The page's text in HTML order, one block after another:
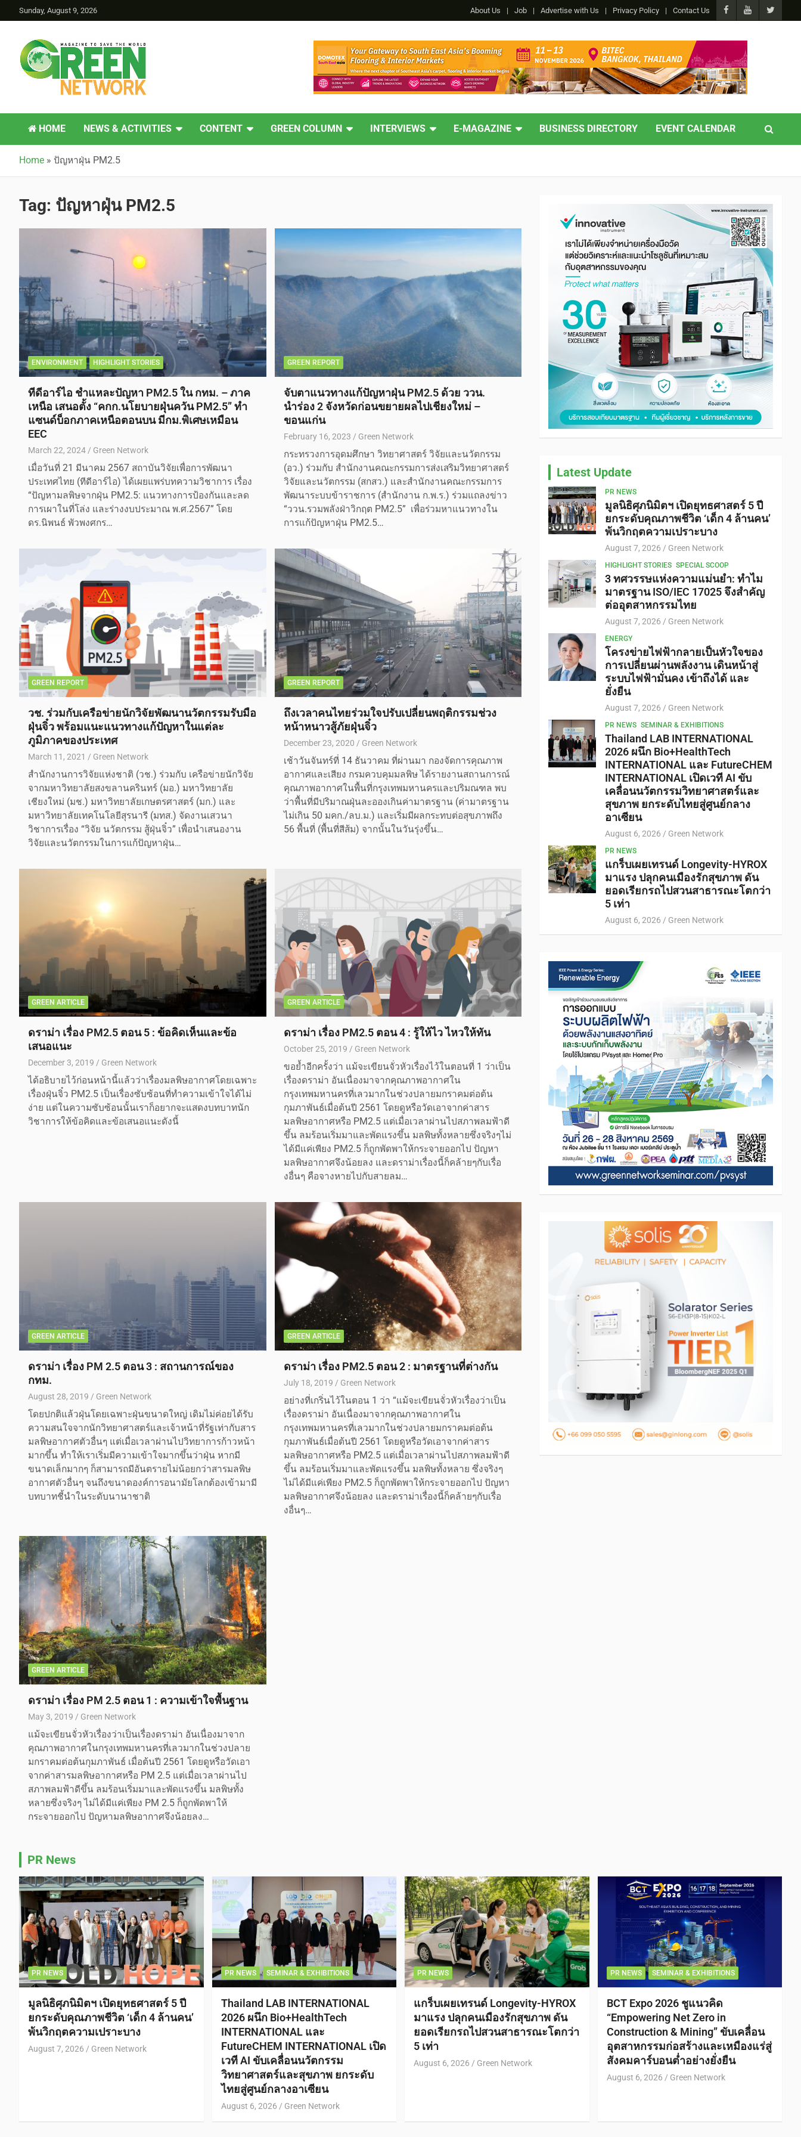
Sunday, August 9, 2026 About Us Job Advertise with Us Privacy Policy Contact Us
Green Network
HOME NEWS & ACTIVITIES CONTENT GREEN COLUMN INTERVIEWS E-MAGAZINE BUSINESS DIRECTORY EVENT CALENDAR
Home » ปัญหาฝุ่น PM2.5
Tag: ปัญหาฝุ่น PM2.5
ENVIRONMENT HIGHLIGHT STORIES
ทีดีอาร์ไอ ชำแหละปัญหา PM2.5 ใน กทม. – ภาค
เหนือ เสนอตั้ง “คกก.นโยบายฝุ่นควัน PM2.5” ทำ
แซนด์บ็อกภาคเหนือตอนบน มีกม.พิเศษเหมือน
EEC
March 22, 2024 Green Network
เมื่อวันที่ 21 มีนาคม 2567 สถาบันวิจัยเพื่อการพัฒนา
ประเทศไทย (ทีดีอาร์ไอ) ได้เผยแพร่บทความวิชาการ เรื่อง
“ปัญหามลพิษจากฝุ่น PM2.5: แนวทางการป้องกันและลด
การเผาในที่โล่ง และร่างงบประมาณ พ.ศ.2567” โดย
ดร.นิพนธ์ พัวพงศกร…
GREEN REPORT
จับตาแนวทางแก้ปัญหาฝุ่น PM2.5 ด้วย ววน.
นำร่อง 2 จังหวัดก่อนขยายผลไปเชียงใหม่ –
ขอนแก่น
February 16, 2023 Green Network
กระทรวงการอุดมศึกษา วิทยาศาสตร์ วิจัยและนวัตกรรม
(อว.) ร่วมกับ สำนักงานคณะกรรมการส่งเสริมวิทยาศาสตร์
วิจัยและนวัตกรรม (สกสว.) และสำนักงานคณะกรรมการ
พัฒนาระบบข้าราชการ (สำนักงาน ก.พ.ร.) ร่วมแถลงข่าว
“ววน.รวมพลังฝ่าวิกฤต PM2.5” เพื่อร่วมหาแนวทางใน
การแก้ปัญหาฝุ่น PM2.5…
GREEN REPORT
วช. ร่วมกับเครือข่ายนักวิจัยพัฒนานวัตกรรมรับมือ
ฝุ่นจิ๋ว พร้อมแนะแนวทางแก้ปัญหาในแต่ละ
ภูมิภาคของประเทศ
March 11, 2021 Green Network
สำนักงานการวิจัยแห่งชาติ (วช.) ร่วมกับ เครือข่ายนักวิจัย
จากมหาวิทยาลัยสงขลานครินทร์ (มอ.) มหาวิทยาลัย
เชียงใหม่ (มช.) มหาวิทยาลัยเกษตรศาสตร์ (มก.) และ
มหาวิทยาลัยเทคโนโลยีสุรนารี (มทส.) จัดงานเสวนา
วิชาการเรื่อง “วิจัย นวัตกรรม สู้ฝุ่นจิ๋ว” เพื่อนำเสนองาน
วิจัยและนวัตกรรมในการแก้ปัญหาฝุ่น…
GREEN REPORT
ถึงเวลาคนไทยร่วมใจปรับเปลี่ยนพฤติกรรมช่วง
หน้าหนาวสู้ภัยฝุ่นจิ๋ว
December 23, 2020 Green Network
เช้าวันจันทร์ที่ 14 ธันวาคม ที่ผ่านมา กองจัดการคุณภาพ
อากาศและเสียง กรมควบคุมมลพิษ ได้รายงานสถานการณ์
คุณภาพอากาศในพื้นที่กรุงเทพมหานครและปริมณฑล พบ
ว่าพื้นที่มีปริมาณฝุ่นละอองเกินค่ามาตรฐาน (ค่ามาตรฐาน
ไม่เกิน 50 มคก./ลบ.ม.) และเริ่มมีผลกระทบต่อสุขภาพถึง
56 พื้นที่ (พื้นที่สีส้ม) จากนั้นในวันรุ่งขึ้น…
GREEN ARTICLE
ดราม่า เรื่อง PM2.5 ตอน 5 : ข้อคิดเห็นและข้อ
เสนอแนะ
December 3, 2019 Green Network
ได้อธิบายไว้ก่อนหน้านี้แล้วว่าเรื่องมลพิษอากาศโดยเฉพาะ
เรื่องฝุ่นจิ๋ว PM2.5 เป็นเรื่องซับซ้อนที่ทำความเข้าใจได้ไม่
ง่าย แต่ในความซับซ้อนนั้นเราก็อยากจะแสดงบทบาทนัก
วิชาการให้ข้อคิดและข้อเสนอแนะดังนี้
GREEN ARTICLE
ดราม่า เรื่อง PM2.5 ตอน 4 : รู้ให้ไว ไหวให้ทัน
October 25, 2019 Green Network
ขอย้ำอีกครั้งว่า แม้จะเขียนจั่วหัวเรื่องไว้ในตอนที่ 1 ว่าเป็น
เรื่องดราม่า อันเนื่องมาจากคุณภาพอากาศใน
กรุงเทพมหานครที่เลวมากในช่วงปลายมกราคมต่อต้น
กุมภาพันธ์เมื่อต้นปี 2561 โดยดูหรือวัดเอาจากค่าสาร
มลพิษอากาศหรือ PM2.5 แต่เมื่อเวลาผ่านไปสภาพลมฟ้าดี
ขึ้น ลมร้อนเริ่มมาและพัดแรงขึ้น มลพิษทั้งหลายซึ่งจริงๆไม่
ได้มีแค่เพียง PM2.5 ก็ถูกพัดพาให้กระจายออกไป ปัญหา
มลพิษอากาศจึงน้อยลง และดราม่าเรื่องนี้ก็คล้ายๆกับเรื่อ
งอื่นๆ คือจางหายไปกับสายลม…
GREEN ARTICLE
ดราม่า เรื่อง PM 2.5 ตอน 3 : สถานการณ์ของ
กทม.
August 28, 2019 Green Network
โดยปกติแล้วฝุ่นโดยเฉพาะฝุ่นขนาดใหญ่ เดิมไม่ค่อยได้รับ
ความสนใจจากนักวิทยาศาสตร์และเจ้าหน้าที่รัฐเท่ากับสาร
มลพิษอากาศตัวอื่นๆ แต่เมื่อเวลาผ่านไปวิทยาการก้าวหน้า
มากขึ้น ทำให้เราเริ่มมีความเข้าใจมากขึ้นว่าฝุ่น หากมี
ขนาดเล็กมากๆ ก็สามารถมีอันตรายไม่น้อยกว่าสารมลพิษ
อากาศตัวอื่นๆ จนถึงขนาดองค์การอนามัยโลกต้องเข้ามามี
บทบาทชี้นำในระดับนานาชาติ
GREEN ARTICLE
ดราม่า เรื่อง PM2.5 ตอน 2 : มาตรฐานที่ต่างกัน
July 18, 2019 Green Network
อย่างที่เกริ่นไว้ในตอน 1 ว่า “แม้จะเขียนจั่วหัวเรื่องว่าเป็น
เรื่องดราม่า อันเนื่องมาจากคุณภาพอากาศใน
กรุงเทพมหานครที่เลวมากในช่วงปลายมกราคมต่อต้น
กุมภาพันธ์เมื่อต้นปี 2561 โดยดูหรือวัดเอาจากค่าสาร
มลพิษอากาศหรือ PM2.5 แต่เมื่อเวลาผ่านไปสภาพลมฟ้าดี
ขึ้น ลมร้อนเริ่มมาและพัดแรงขึ้น มลพิษทั้งหลาย ซึ่งจริงๆ
ไม่ได้มีแค่เพียง PM2.5 ก็ถูกพัดพาให้กระจายออกไป ปัญหา
มลพิษอากาศจึงน้อยลง และดราม่าเรื่องนี้ก็คล้ายๆกับเรื่อ
งอื่นๆ…
GREEN ARTICLE
ดราม่า เรื่อง PM 2.5 ตอน 1 : ความเข้าใจพื้นฐาน
May 3, 2019 Green Network
แม้จะเขียนจั่วหัวเรื่องว่าเป็นเรื่องดราม่า อันเนื่องมาจาก
คุณภาพอากาศในกรุงเทพมหานครที่เลวมากในช่วงปลาย
มกราคมต่อต้นกุมภาพันธ์ เมื่อต้นปี 2561 โดยดูหรือวัดเอา
จากค่าสารมลพิษอากาศหรือ PM 2.5 แต่เมื่อเวลาผ่านไป
สภาพลมฟ้าดีขึ้น ลมร้อนเริ่มมาและพัดแรงขึ้น มลพิษทั้ง
หลายซึ่งจริงๆ ไม่ได้มีแค่เพียง PM 2.5 ก็ถูกพัดพาให้
กระจายออกไป ปัญหามลพิษอากาศจึงน้อยลง…
Latest Update
PR NEWS
มูลนิธิศุภนิมิตฯ เปิดยุทธศาสตร์ 5 ปี
ยกระดับคุณภาพชีวิต ‘เด็ก 4 ล้านคน’
พ้นวิกฤตความเปราะบาง
August 7, 2026 Green Network
HIGHLIGHT STORIES SPECIAL SCOOP
3 ทศวรรษแห่งความแม่นยำ: ทำไม
มาตรฐาน ISO/IEC 17025 จึงสำคัญ
ต่ออุตสาหกรรมไทย
August 7, 2026 Green Network
ENERGY
โครงข่ายไฟฟ้ากลายเป็นหัวใจของ
การเปลี่ยนผ่านพลังงาน เดินหน้าสู่
ระบบไฟฟ้ามั่นคง เข้าถึงได้ และ
ยั่งยืน
August 7, 2026 Green Network
PR NEWS SEMINAR & EXHIBITIONS
Thailand LAB INTERNATIONAL
2026 ผนึก Bio+HealthTech
INTERNATIONAL และ FutureCHEM
INTERNATIONAL เปิดเวที AI ขับ
เคลื่อนนวัตกรรมวิทยาศาสตร์และ
สุขภาพ ยกระดับไทยสู่ศูนย์กลาง
อาเซียน
August 6, 2026 Green Network
PR NEWS
แกร็บเผยเทรนด์ Longevity-HYROX
มาแรง ปลุกคนเมืองรักสุขภาพ ดัน
ยอดเรียกรถไปสวนสาธารณะโตกว่า
5 เท่า
August 6, 2026 Green Network
PR News
PR NEWS
มูลนิธิศุภนิมิตฯ เปิดยุทธศาสตร์ 5 ปี
ยกระดับคุณภาพชีวิต ‘เด็ก 4 ล้านคน’
พ้นวิกฤตความเปราะบาง
August 7, 2026 Green Network
PR NEWS SEMINAR & EXHIBITIONS
Thailand LAB INTERNATIONAL
2026 ผนึก Bio+HealthTech
INTERNATIONAL และ
FutureCHEM INTERNATIONAL เปิด
เวที AI ขับเคลื่อนนวัตกรรม
วิทยาศาสตร์และสุขภาพ ยกระดับ
ไทยสู่ศูนย์กลางอาเซียน
August 6, 2026 Green Network
PR NEWS
แกร็บเผยเทรนด์ Longevity-HYROX
มาแรง ปลุกคนเมืองรักสุขภาพ ดัน
ยอดเรียกรถไปสวนสาธารณะโตกว่า
5 เท่า
August 6, 2026 Green Network
PR NEWS SEMINAR & EXHIBITIONS
BCT Expo 2026 ชูแนวคิด
“Empowering Net Zero in
Construction & Mining” ขับเคลื่อน
อุตสาหกรรมก่อสร้างและเหมืองแร่สู่
สังคมคาร์บอนต่ำอย่างยั่งยืน
August 6, 2026 Green Network